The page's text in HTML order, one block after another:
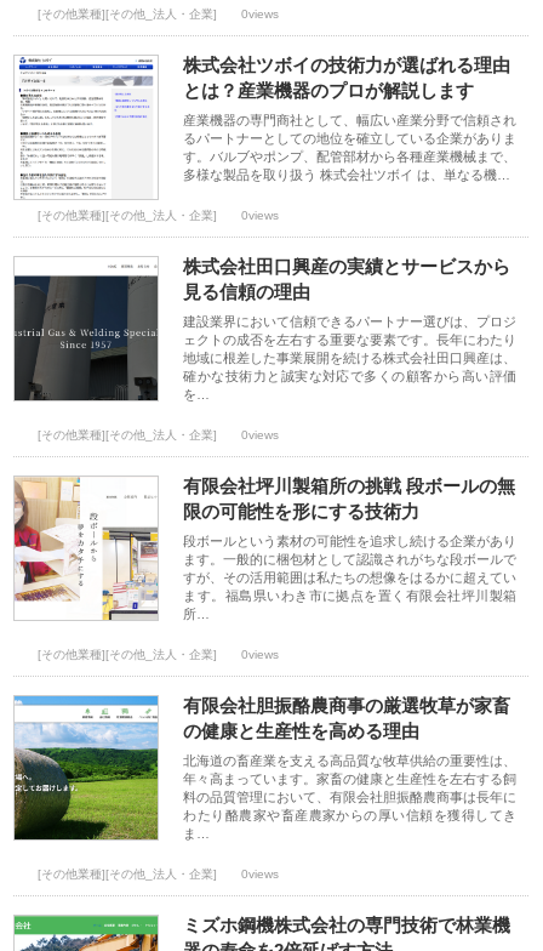
[その他業種][その他_法人・企業] 0views
株式会社ツボイの技術力が選ばれる理由
とは？産業機器のプロが解説します
産業機器の専門商社として、幅広い産業分野で信頼され
るパートナーとしての地位を確立している企業がありま
す。バルブやポンプ、配管部材から各種産業機械まで、
多様な製品を取り扱う 株式会社ツボイ は、単なる機…
[その他業種][その他_法人・企業] 0views
株式会社田口興産の実績とサービスから
見る信頼の理由
建設業界において信頼できるパートナー選びは、プロジ
ェクトの成否を左右する重要な要素です。長年にわたり
地域に根差した事業展開を続ける株式会社田口興産は、
確かな技術力と誠実な対応で多くの顧客から高い評価
を…
[その他業種][その他_法人・企業] 0views
有限会社坪川製箱所の挑戦 段ボールの無
限の可能性を形にする技術力
段ボールという素材の可能性を追求し続ける企業があり
ます。一般的に梱包材として認識されがちな段ボールで
すが、その活用範囲は私たちの想像をはるかに超えてい
ます。福島県いわき市に拠点を置く有限会社坪川製箱
所…
[その他業種][その他_法人・企業] 0views
有限会社胆振酪農商事の厳選牧草が家畜
の健康と生産性を高める理由
北海道の畜産業を支える高品質な牧草供給の重要性は、
年々高まっています。家畜の健康と生産性を左右する飼
料の品質管理において、有限会社胆振酪農商事は長年に
わたり酪農家や畜産農家からの厚い信頼を獲得してき
ま…
[その他業種][その他_法人・企業] 0views
ミズホ鋼機株式会社の専門技術で林業機